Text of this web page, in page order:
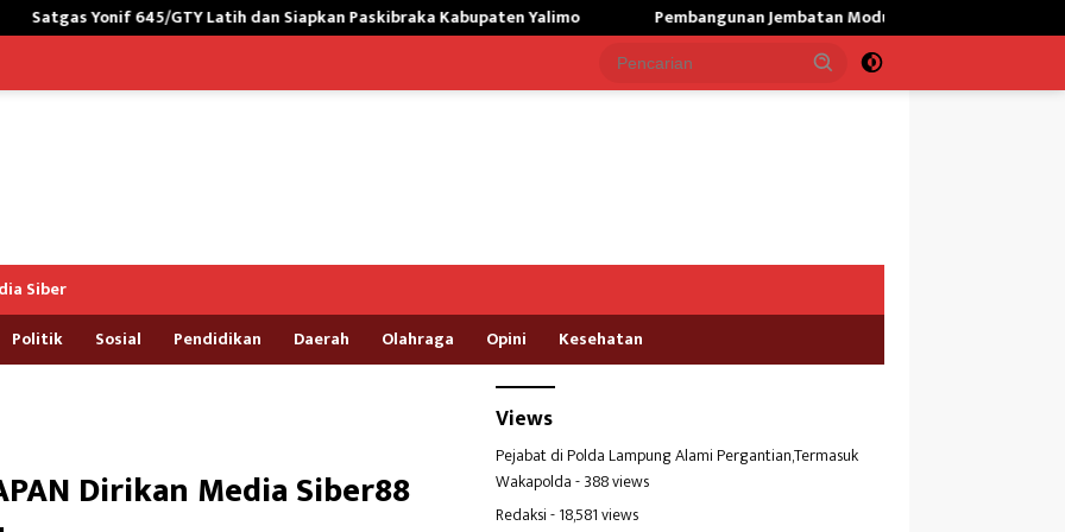
GTY Latih dan Siapkan Paskibraka Kabupaten Yalimo Pembangunan Jembatan Modular di Gunungsitoli Masuki Tahap
Siber
Politik Sosial Pendidikan Daerah Olahraga Opini Kesehatan
Dirikan Media Siber88
Views
Pejabat di Polda Lampung Alami Pergantian,Termasuk
Wakapolda- 388 views
Redaksi- 18,581 views